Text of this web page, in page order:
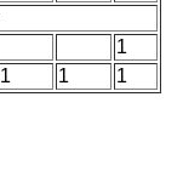
1
1 1 1